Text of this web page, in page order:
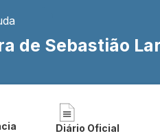
de Sebastião
Diário Oficial